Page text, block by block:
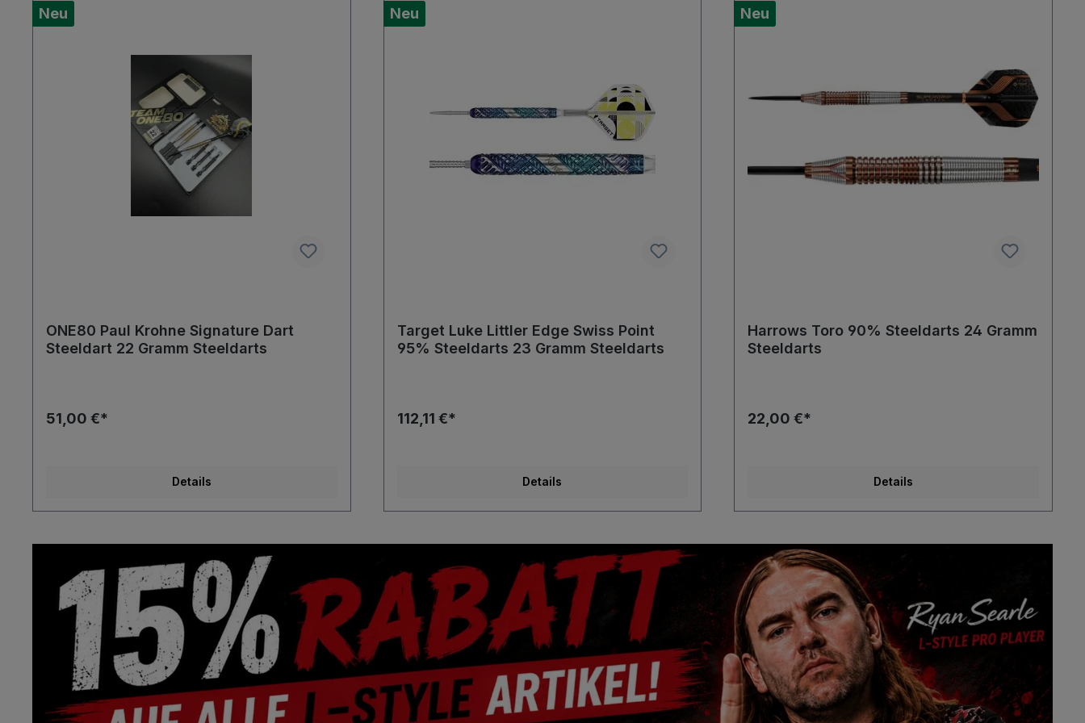
Neu
ONE80 Paul Krohne Signature Dart
Steeldart 22 Gramm Steeldarts
51,00 €*
Details
Neu
Target Luke Littler Edge Swiss Point
95% Steeldarts 23 Gramm Steeldarts
112,11 €*
Details
Neu
Harrows Toro 90% Steeldarts 24 Gramm
Steeldarts
22,00 €*
Details